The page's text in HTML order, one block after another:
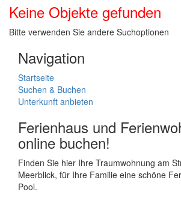
Keine Objekte gefunden
Bitte verwenden Sie andere Suchoptionen
Navigation
Startseite
Suchen & Buchen
Unterkunft anbieten
Ferienhaus und
online buchen!
Finden Sie hier Ihre Traumwohnung am
Meerblick, für Ihre Familie eine schöne
Pool.